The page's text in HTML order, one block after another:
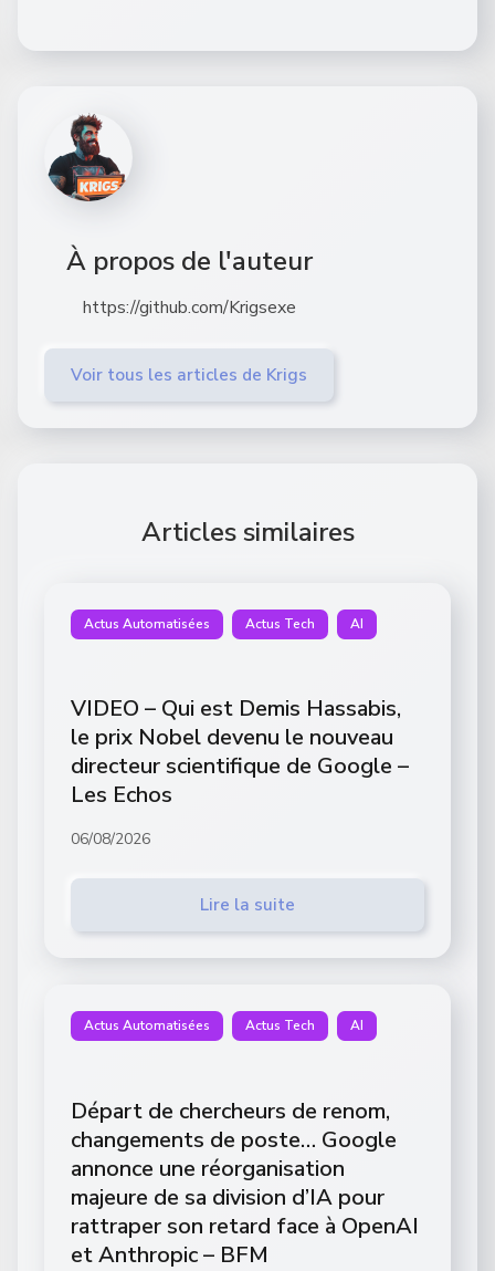
À propos de l'auteur
https://github.com/Krigsexe
Voir tous les articles de Krigs
Articles similaires
Actus Automatisées Actus Tech AI
VIDEO – Qui est Demis Hassabis,
le prix Nobel devenu le nouveau
directeur scientifique de Google –
Les Echos
06/08/2026
Lire la suite
Actus Automatisées Actus Tech AI
Départ de chercheurs de renom,
changements de poste… Google
annonce une réorganisation
majeure de sa division d’IA pour
rattraper son retard face à OpenAI
et Anthropic – BFM